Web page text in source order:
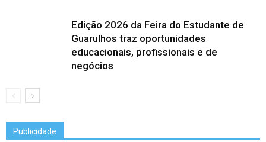
Edição 2026 da Feira do Estudante de
Guarulhos traz oportunidades
educacionais, profissionais e de
negócios
Publicidade